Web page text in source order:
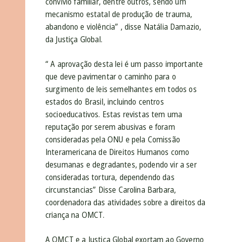
mecanismo estatal de produção de trauma,
abandono e violência” , disse Natália Damazio,
da Justiça Global.
“ A aprovação desta lei é um passo importante
que deve pavimentar o caminho para o
surgimento de leis semelhantes em todos os
estados do Brasil, incluindo centros
socioeducativos. Estas revistas tem uma
reputação por serem abusivas e foram
consideradas pela ONU e pela Comissão
Interamericana de Direitos Humanos como
desumanas e degradantes, podendo vir a ser
consideradas tortura, dependendo das
circunstancias” Disse Carolina Barbara,
coordenadora das atividades sobre a direitos da
criança na OMCT.
A OMCT e a Justiça Global exortam ao Governo